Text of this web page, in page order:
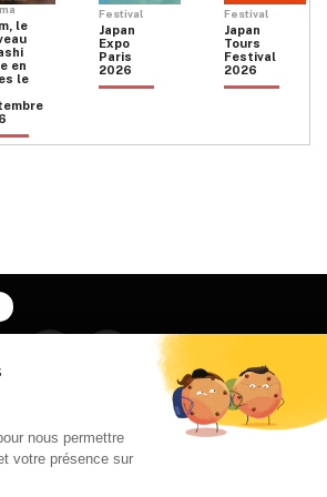
le
en
le
Festival
Japan
Expo
Paris
2026
Festival
Japan
Tours
Festival
2026
Instagram
CONTACT
DE CONFIDENTIALITÉ